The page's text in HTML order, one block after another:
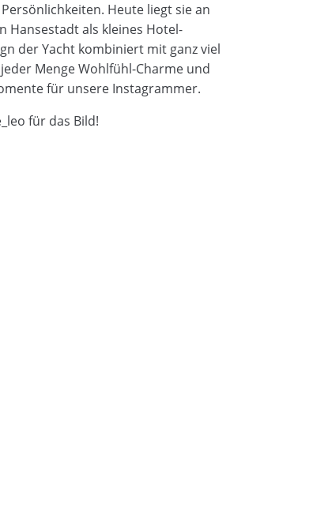
Heute liegt sie an
Hansestadt als kleines Hotel-
der Yacht kombiniert mit ganz viel
MengeWohlfühl-Charmeund
für unsere Instagrammer.
_ leo für das Bild!